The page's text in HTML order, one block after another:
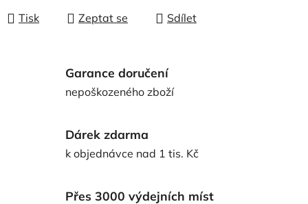
Tisk Zeptat se Sdílet
Garance doručení
nepoškozeného zboží
Dárek zdarma
k objednávce nad 1 tis. Kč
Přes 3000 výdejních míst